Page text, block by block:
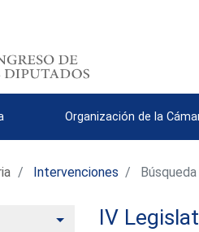
Organización de la
Intervenciones
Alternar
IV